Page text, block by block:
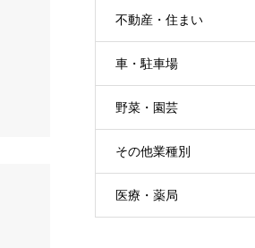
不動産・住まい
車・駐車場
野菜・園芸
その他業種別
医療・薬局